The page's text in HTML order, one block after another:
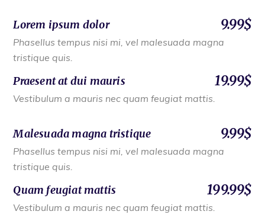
Lorem ipsum dolor 9.99$
Phasellus tempus nisi mi, vel malesuada magna
tristique quis.
Praesent at dui mauris 19.99$
Vestibulum a mauris nec quam feugiat mattis.
Malesuada magna tristique 9.99$
Phasellus tempus nisi mi, vel malesuada magna
tristique quis.
Quam feugiat mattis 199.99$
Vestibulum a mauris nec quam feugiat mattis.